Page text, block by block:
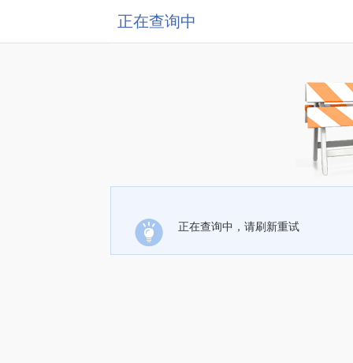
正在查询中
正在查询中，请刷新重试